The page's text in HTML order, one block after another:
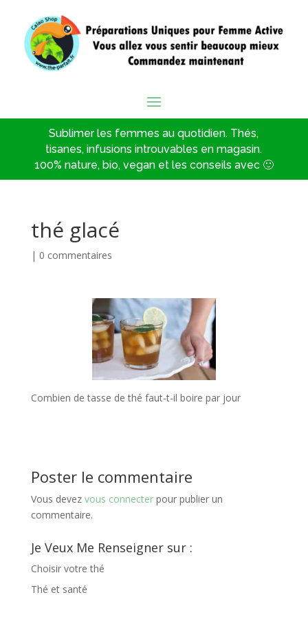
Sublimer les femmes au quotidien. Thés,
tisanes, infusions introuvables en magasin.
100% nature, bio, vegan et les conseils avec 🙂
thé glacé
| 0 commentaires
Combien de tasse de thé faut-t-il boire par jour
Poster le commentaire
Vous devez vous connecterpour publier un
commentaire.
Je Veux Me Renseigner sur :
Choisir votre thé
Thé et santé